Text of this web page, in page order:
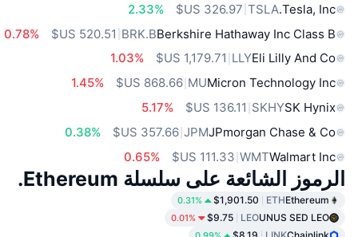
Tesla, Inc.
TSLA
2.33%
Berkshire Hathaway Inc Class B
BRK.B
0.78%
Eli Lilly And Co
LLY
1.03%
Micron Technology Inc
MU
‏868.66 US$
1.45%
SK Hynix
SKHY
5.17%
JPmorgan Chase & Co
JPM
‏357.66 US$
0.38%
Walmart Inc
WMT
0.65%
الرموز الشائعة على سلسلة Ethereum.
Ethereum
ETH
$1,901.50
0.31%
UNUS SED LEO
LEO
$9.75
0.01%